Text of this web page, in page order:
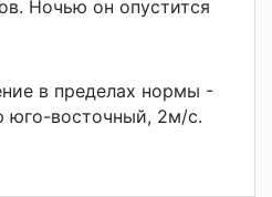
Ночью он опустится
в пределах нормы -
юго-восточный, 2м/с.